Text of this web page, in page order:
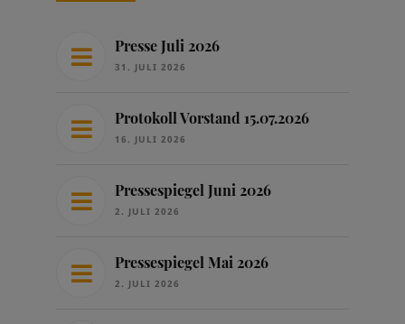
Presse Juli 2026
31. JULI 2026
Protokoll Vorstand 15.07.2026
16. JULI 2026
Pressespiegel Juni 2026
2. JULI 2026
Pressespiegel Mai 2026
2. JULI 2026